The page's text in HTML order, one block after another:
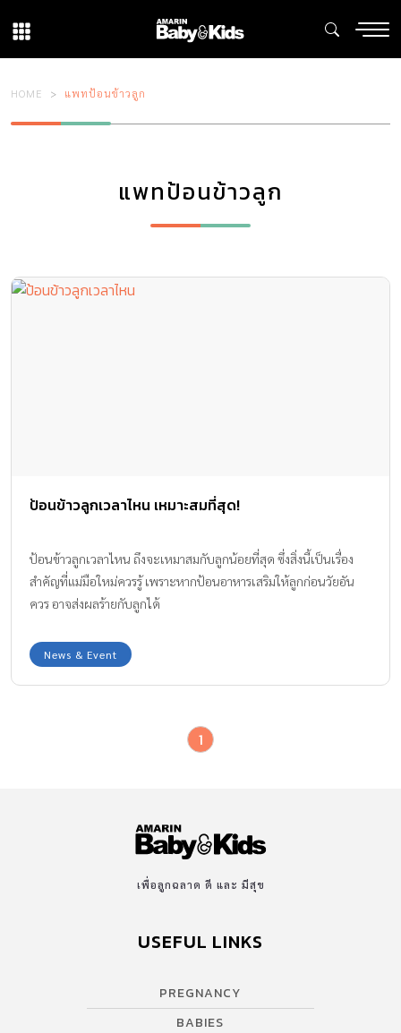
HOME แพทป้อนข้าวลูก
แพทป้อนข้าวลูก
ป้อนข้าวลูกเวลาไหน เหมาะสมที่สุด!
ป้อนข้าวลูกเวลาไหน ถึงจะเหมาสมกับลูกน้อยที่สุด ซึ่งสิ่งนี้เป็นเรื่อง
สำคัญที่แม่มือใหม่ควรรู้ เพราะหากป้อนอาหารเสริมให้ลูกก่อนวัยอัน
ควร อาจส่งผลร้ายกับลูกได้
News & Event
1
เพื่อลูกฉลาด ดี และ มีสุข
USEFUL LINKS
PREGNANCY
BABIES